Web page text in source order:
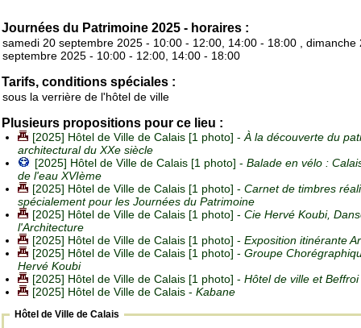
Journées du Patrimoine 2025 - horaires :
samedi 20 septembre 2025 - 10:00 - 12:00, 14:00 - 18:00 , dimanche
septembre 2025 - 10:00 - 12:00, 14:00 - 18:00
Tarifs, conditions spéciales :
sous la verrière de l'hôtel de ville
Plusieurs propositions pour ce lieu :
[2025] Hôtel de Ville de Calais [1 photo] -À la découverte du
architectural du XXe siècle
[2025] Hôtel de Ville de Calais [1 photo] - Balade en vélo :
de l'eau XVIème
[2025] Hôtel de Ville de Calais [1 photo] - Carnet de timbres
spécialement pour les Journées du Patrimoine
[2025] Hôtel de Ville de Calais [1 photo] - Cie Hervé Koubi,
l'Architecture
[2025] Hôtel de Ville de Calais [1 photo] - Exposition itinérante
[2025] Hôtel de Ville de Calais [1 photo] - Groupe
Hervé Koubi
[2025] Hôtel de Ville de Calais [1 photo] - Hôtel de ville et Beffroi
[2025] Hôtel de Ville de Calais - Kabane
Hôtel de Ville de Calais